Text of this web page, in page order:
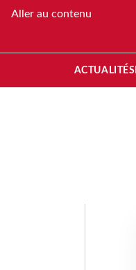
Aller au contenu
ACTUALITÉS